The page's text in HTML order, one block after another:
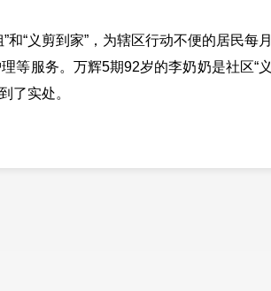
“义剪到家”，为辖区行动不便的居民每月
等服务。万辉5期92岁的李奶奶是社区“义
了实处。